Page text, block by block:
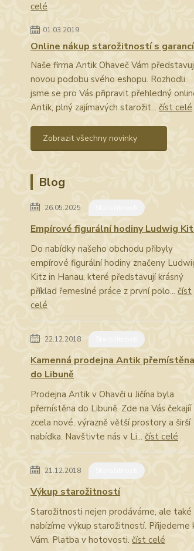
celé
01.03.2019
Online nákup starožitností s garancí
Naše firma Antik Ohaveč Vám
novou podobu svého eshopu. Rozhodli
jsme se pro Vás připravit přehledný
Antik, plný zajímavých starožit... číst celé
Zobrazit všechny novinky
Blog
26.05.2025
Empírové figurální hodiny Ludwig
Do nabídky našeho obchodu přibyly
empírové figurální hodiny značeny
Kitz in Hanau, které představují krásný
příklad řemeslné práce z první polo... číst
celé
22.12.2018
Kamenná prodejna Antik přemístěna
do Libuně
Prodejna Antik v Ohavči u Jičína byla
přemístěna do Libuně. Zde na Vás čekajíí
zcela nové, výrazně větší prostory a širší
nabídka. Navštivte nás v Li... číst celé
21.12.2018
Výkup starožitností
Starožitnosti nejen prodáváme, ale také
nabízíme výkup starožitností. Přijedeme
Vám. Platba v hotovosti. číst celé